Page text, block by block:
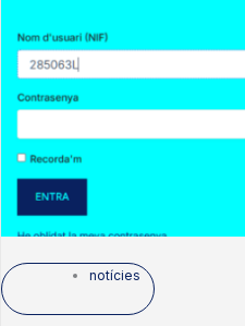
notícies